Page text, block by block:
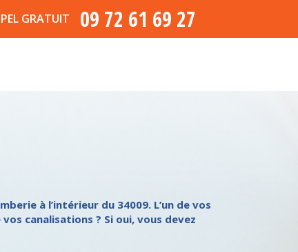
GRATUIT 09 72 61 69 27
à l’intérieur du 34009. L’un de vos
canalisations ? Si oui, vous devez